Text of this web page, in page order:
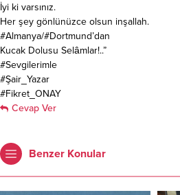
İyi ki varsınız.
Her şey gönlünüzce olsun inşallah.
#Almanya/#Dortmund’dan
Kucak Dolusu Selâmlar!..”
#Sevgilerimle
#Şair_Yazar
#Fikret_ONAY
Cevap Ver
Benzer Konular